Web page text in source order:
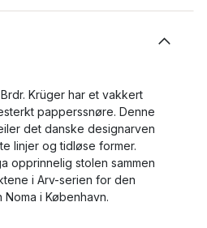
Krüger har et vakkert
papperssnøre. Denne
det danske designarven
linjer og tidløse former.
opprinnelig stolen sammen
i Arv-serien for den
i København.